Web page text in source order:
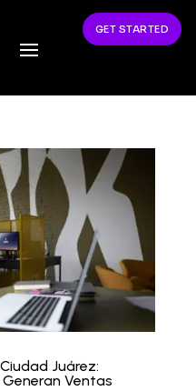
GET STARTED
Juárez:
Ventas